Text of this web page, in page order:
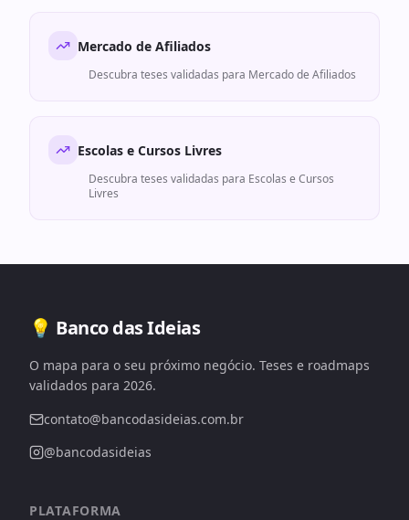
Mercado de Afiliados
Descubra teses validadas para Mercado de Afiliados
Escolas e Cursos Livres
Descubra teses validadas para Escolas e Cursos
Livres
💡 Banco das Ideias
O mapa para o seu próximo negócio. Teses e roadmaps
validados para 2026.
contato@bancodasideias.com.br
@bancodasideias
PLATAFORMA